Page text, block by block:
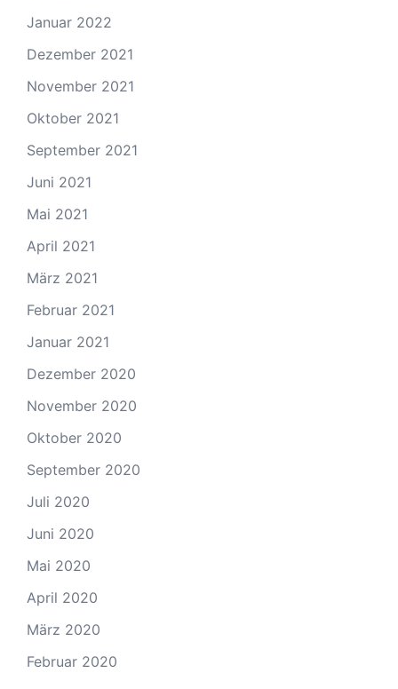
Januar 2022
Dezember 2021
November 2021
Oktober 2021
September 2021
Juni 2021
Mai 2021
April 2021
März 2021
Februar 2021
Januar 2021
Dezember 2020
November 2020
Oktober 2020
September 2020
Juli 2020
Juni 2020
Mai 2020
April 2020
März 2020
Februar 2020